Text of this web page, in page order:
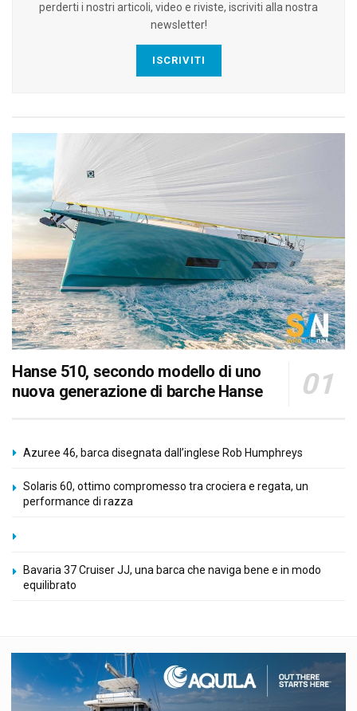
perderti i nostri articoli, video e riviste, iscriviti alla nostra
newsletter!
ISCRIVITI
Hanse 510, secondo modello di uno
nuova generazione di barche Hanse
Azuree 46, barca disegnata dall’inglese Rob Humphreys
Solaris 60, ottimo compromesso tra crociera e regata, un
performance di razza
Bavaria 37 Cruiser JJ, una barca che naviga bene e in modo
equilibrato